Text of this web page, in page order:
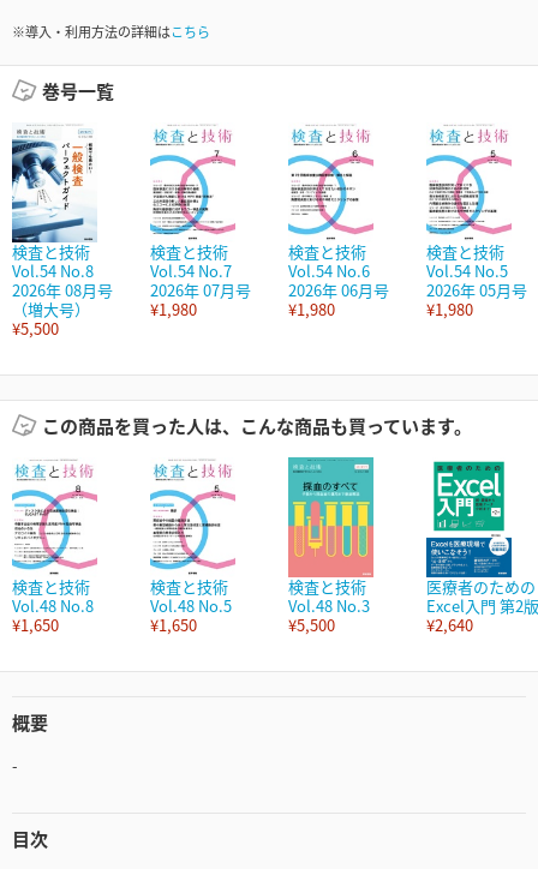
※導入・利用方法の詳細はこちら
巻号一覧
検査と技術
Vol.54 No.8
2026年 08月号
（増大号）
¥5,500
検査と技術
Vol.54 No.7
2026年 07月号
¥1,980
検査と技術
Vol.54 No.6
2026年 06月号
¥1,980
検査と技術
Vol.54 No.5
2026年 05月号
¥1,980
この商品を買った人は、こんな商品も買っています。
検査と技術
Vol.48 No.8
¥1,650
検査と技術
Vol.48 No.5
¥1,650
検査と技術
Vol.48 No.3
¥5,500
医療者のための
Excel入門 第2版
¥2,640
概要
-
目次